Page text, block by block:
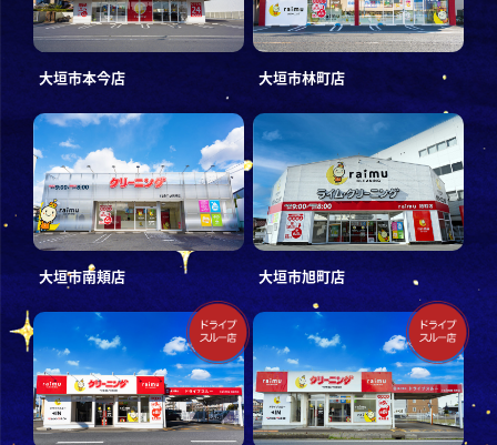
大垣市本今店 大垣市林町店
大垣市南頬店 大垣市旭町店